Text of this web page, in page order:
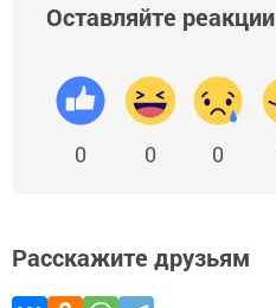
Оставляйте реакции
0 0 0
Расскажите друзьям